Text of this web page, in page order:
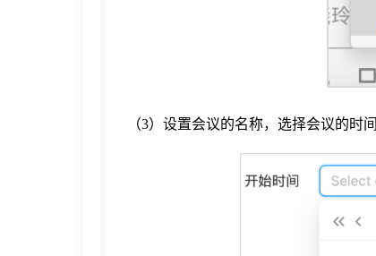
（3）设置会议的名称，选择会议的时间